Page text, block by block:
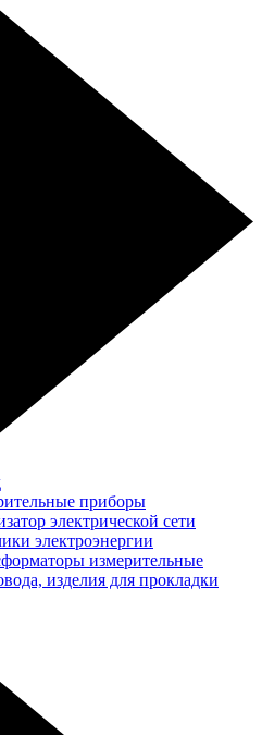
приборы
электрической сети
электроэнергии
измерительные
изделия для прокладки